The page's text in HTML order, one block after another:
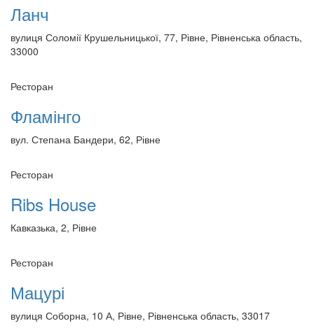
Ланч
вулиця Соломії Крушельницької, 77, Рівне, Рівненська область,
33000
Ресторан
Фламінго
вул. Степана Бандери, 62, Рівне
Ресторан
Ribs House
Кавказька, 2, Рівне
Ресторан
Мацурі
вулиця Соборна, 10 А, Рівне, Рівненська область, 33017